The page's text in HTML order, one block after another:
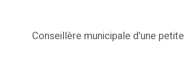
Conseillère municipale d'une